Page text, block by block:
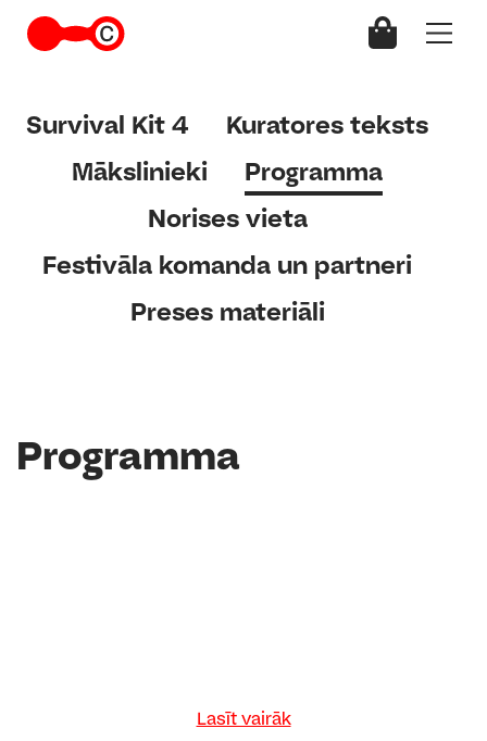
Survival Kit 4
Kuratores teksts
Mākslinieki
Programma
Norises vieta
Festivāla komanda un partneri
Preses materiāli
Programma
Lasīt vairāk